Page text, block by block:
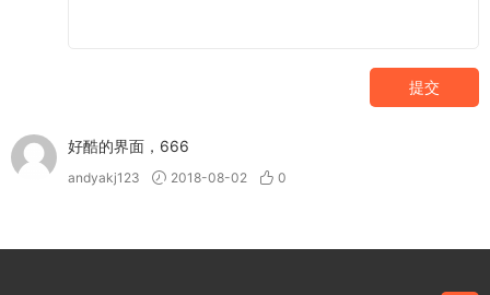
提交
好酷的界面，666
andyakj123 2018-08-02 0